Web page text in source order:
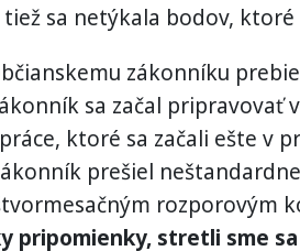
sa netýkala bodov,
zákonníku
sa začal pripravovať
ktoré sa začali ešte v
prešiel
rozporovým
pripomienky, stretli sme